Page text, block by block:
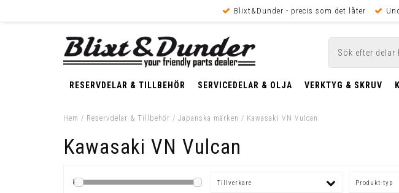
Blixt&Dunder - precis som det låter
RESERVDELAR & TILLBEHÖR SERVICEDELAR & OLJA VERKTYG & SKRUV
Hem / Reservdelar & Tillbehör / Japanska märken / Kawasaki VN Vulcan
Kawasaki VN Vulcan
Pris Tillverkare Produkt-typ